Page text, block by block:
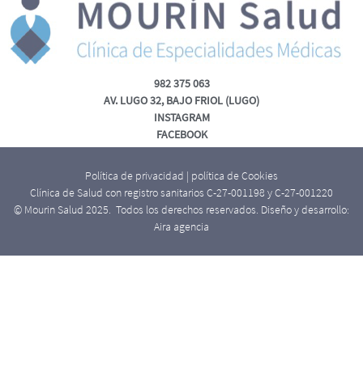
982 375 063
AV. LUGO 32, BAJO FRIOL (LUGO)
INSTAGRAM
FACEBOOK
Política de privacidad | política de Cookies
Clínica de Salud con registro sanitarios C-27-001198 y C-27-001220
© Mourin Salud 2025. Todos los derechos reservados. Diseño y desarrollo:
Aira agencia